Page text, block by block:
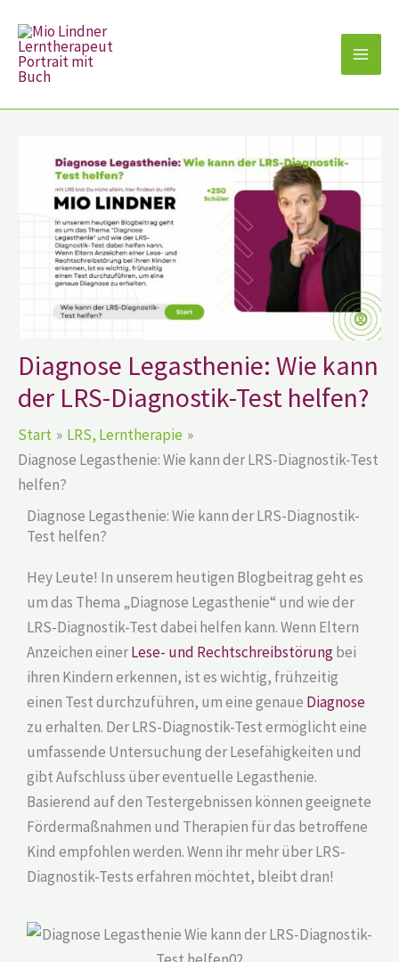
Inhalt
springen
Diagnose Legasthenie: Wie kann
der LRS-Diagnostik-Test helfen?
Start
LRS, Lerntherapie
Diagnose Legasthenie: Wie kann der LRS-Diagnostik-Test
helfen?
Diagnose Legasthenie: Wie kann der LRS-Diagnostik-
Test helfen?
Hey Leute! In unserem heutigen Blogbeitrag geht es
um das Thema „Diagnose Legasthenie“ und wie der
LRS-Diagnostik-Test dabei helfen kann. Wenn Eltern
Anzeichen einerLese- und Rechtschreibstörungbei
ihren Kindern erkennen, ist es wichtig, frühzeitig
einen Test durchzuführen, um eine genaue Diagnose
zu erhalten. Der LRS-Diagnostik-Test ermöglicht eine
umfassende Untersuchung der Lesefähigkeiten und
gibt Aufschluss über eventuelle Legasthenie.
Basierend auf den Testergebnissen können geeignete
Fördermaßnahmen und Therapien für das betroffene
Kind empfohlen werden. Wenn ihr mehr über LRS-
Diagnostik-Tests erfahren möchtet, bleibt dran!